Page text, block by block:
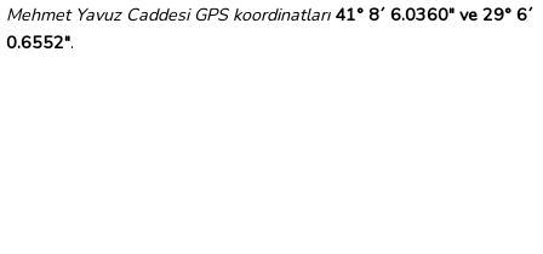
Mehmet Yavuz Caddesi GPS koordinatları 41° 8´ 6.0360" ve 29° 6´
0.6552".